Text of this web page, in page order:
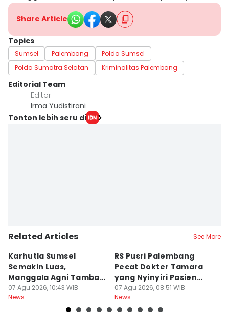
Share Article
Topics
Sumsel Palembang
Polda Sumsel
Polda Sumatra Selatan
Kriminalitas Palembang
Editorial Team
Editor
Irma Yudistirani
Tonton lebih seru di
Related Articles See More
Karhutla Sumsel
Semakin Luas,
Manggala Agni Tambah
Regu Pemadam
07 Agu 2026, 10:43 WIB
News
RS Pusri Palembang
Pecat Dokter Tamara
yang Nyinyiri Pasien
Yurizal
07 Agu 2026, 08:51 WIB
News